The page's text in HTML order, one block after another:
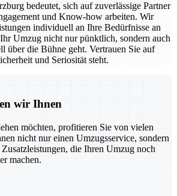
bedeutet, sich auf zuverlässige Partner
und Know-how arbeiten. Wir
individuell an Ihre Bedürfnisse an
Umzug nicht nur pünktlich, sondern auch
über die Bühne geht. Vertrauen Sie auf
und Seriosität steht.
wir Ihnen
möchten, profitieren Sie von vielen
nicht nur einen Umzugsservice, sondern
die Ihren Umzug noch
machen.